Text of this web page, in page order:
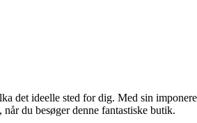
det ideelle sted for dig. Med sin
du besøger denne fantastiske butik.